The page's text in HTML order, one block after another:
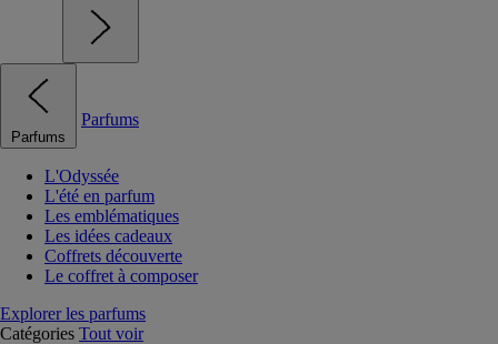
Parfums
Parfums
L'Odyssée
L'été en parfum
Les emblématiques
Les idées cadeaux
Coffrets découverte
Le coffret à composer
Explorer les parfums
Catégories Tout voir